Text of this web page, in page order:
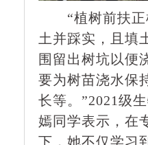
“植树前扶正
土并踩实，且填
围留出树坑以便
要为树苗浇水保
长等。”2021级
嫣同学表示，在
下，她不仅学习